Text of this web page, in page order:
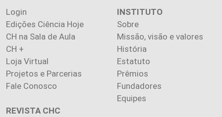
Login
Edições Ciência Hoje
CH na Sala de Aula
CH +
Loja Virtual
Projetos e Parcerias
Fale Conosco
INSTITUTO
Sobre
Missão, visão e valores
História
Estatuto
Prêmios
Fundadores
Equipes
REVISTA CHC